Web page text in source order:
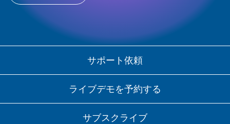
サポート依頼
ライブデモを予約する
サブスクライブ